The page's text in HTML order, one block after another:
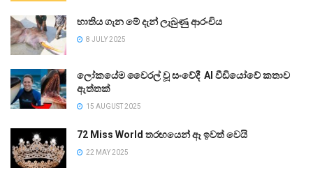
භාතිය ගැන මේ දැන් ලැබුණු ආරංචිය
8 JULY 2025
ලෝකයේම වෛරල් වූ සංවේදී AI වීඩියෝවේ කතාව
ඇත්තක්
15 AUGUST 2025
72 Miss World තරඟයෙන් ඈ ඉවත් වෙයි
22 MAY 2025